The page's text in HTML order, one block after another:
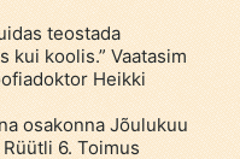
teostada
kui koolis.” Vaatasim
Heikki
osakonna Jõulukuu
6. Toimus